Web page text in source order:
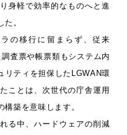
身軽で効率的なものへと進
。
の移行に留まらず、従来
査票や帳票類もシステム内
リティを担保したLGWAN環
ことは、次世代の庁舎運用
築を意味します。
る中、ハードウェアの削減